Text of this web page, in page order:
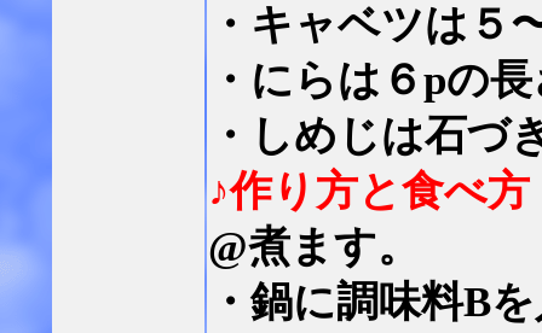
・キャベツは５
・にらは６pの
・しめじは石づ
♪作り方と食べ方
@煮ます。
・鍋に調味料B